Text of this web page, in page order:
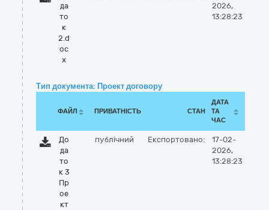
да
то
к
2.d
oc
x
2026,
13:28:23
Тип документа: Проект договору
ФАЙЛ ПРИВАТНІСТЬ СТАН
ДАТА
ТА
ЧАС
До
да
то
к 3
Пр
ое
кт
публічний Експортовано:
17-02-
2026,
13:28:23